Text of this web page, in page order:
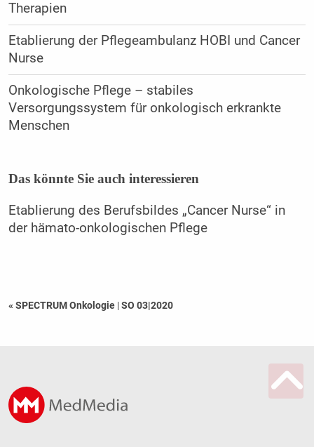
Therapien
Etablierung der Pflegeambulanz HOBI und Cancer
Nurse
Onkologische Pflege – stabiles
Versorgungssystem für onkologisch erkrankte
Menschen
Das könnte Sie auch interessieren
Etablierung des Berufsbildes „Cancer Nurse“ in
der hämato-onkologischen Pflege
« SPECTRUM Onkologie |SO 03|2020